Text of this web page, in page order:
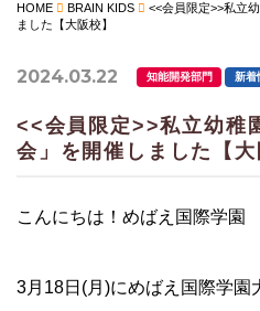
HOME BRAIN KIDS
<<会員限定>>私立
ました【大阪校】
2024.03.22 知能開発部門 新着
<<会員限定>>私立幼稚
会」を開催しました【大
こんにちは！めばえ国際学園
3月18日(月)にめばえ国際学園